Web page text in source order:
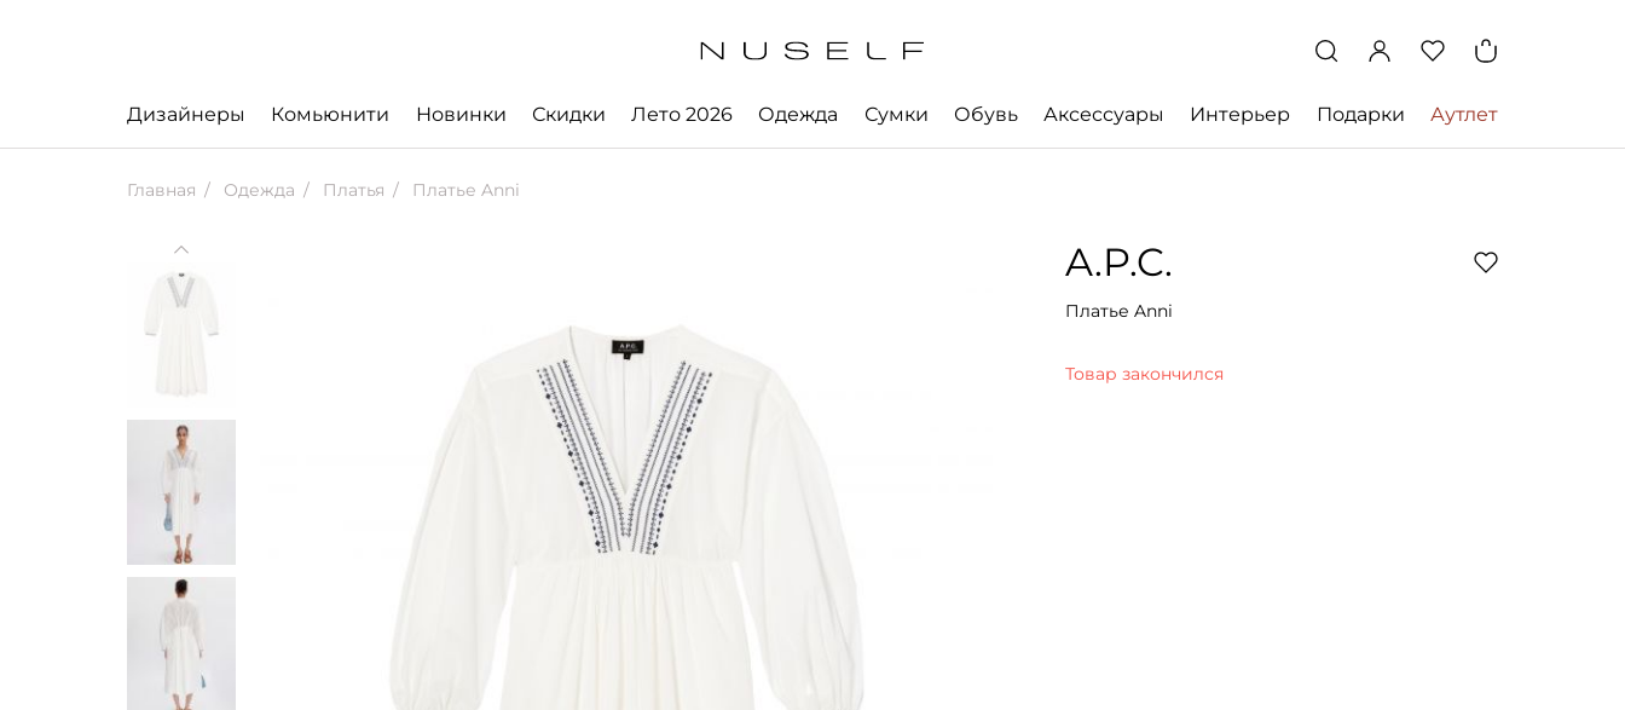
Дизайнеры Комьюнити Новинки Скидки Лето 2026 Одежда Сумки Обувь Аксессуары Интерьер Подарки Аутлет
Главная Одежда Платья Платье Anni
A.P.C.
Платье Anni
Товар закончился